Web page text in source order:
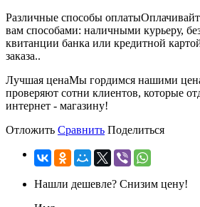
Различные способы оплаты
вам способами: наличными курьеру,
квитанции банка или кредитной
заказа..
Лучшая ценаМы гордимся нашими
проверяют сотни клиентов, которые
интернет - магазину!
Отложить Сравнить Поделиться
Нашли дешевле? Снизим цену!